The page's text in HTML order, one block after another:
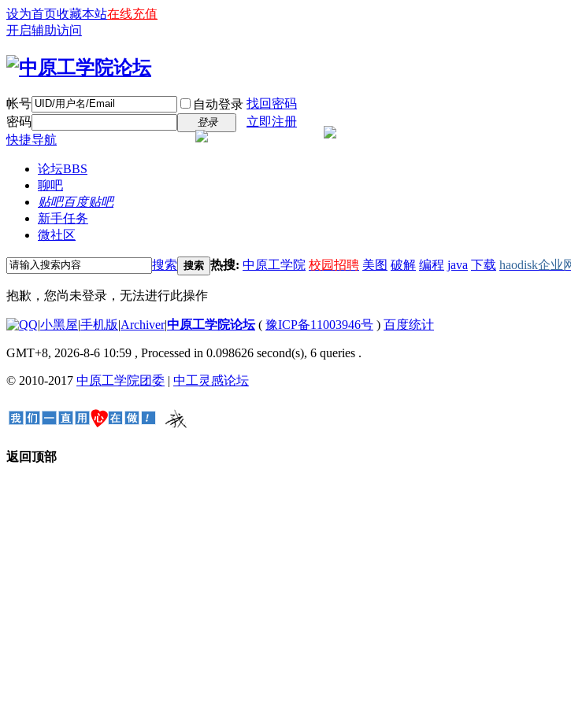
设为首页收藏本站在线充值
开启辅助访问
帐号 自动登录 找回密码
密码
登录
立即注册
快捷导航
论坛BBS
聊吧
贴吧百度贴吧
新手任务
微社区
搜索 搜索 热搜: 中原工学院 校园招聘 美图 破解 编程 java 下载 haodisk企业
抱歉，您尚未登录，无法进行此操作
|小黑屋|手机版|Archiver|中原工学院论坛( 豫ICP备11003946号 ) 百度统计
GMT+8, 2026-8-6 10:59 , Processed in 0.098626 second(s), 6 queries .
© 2010-2017 中原工学院团委 | 中工灵感论坛
返回顶部